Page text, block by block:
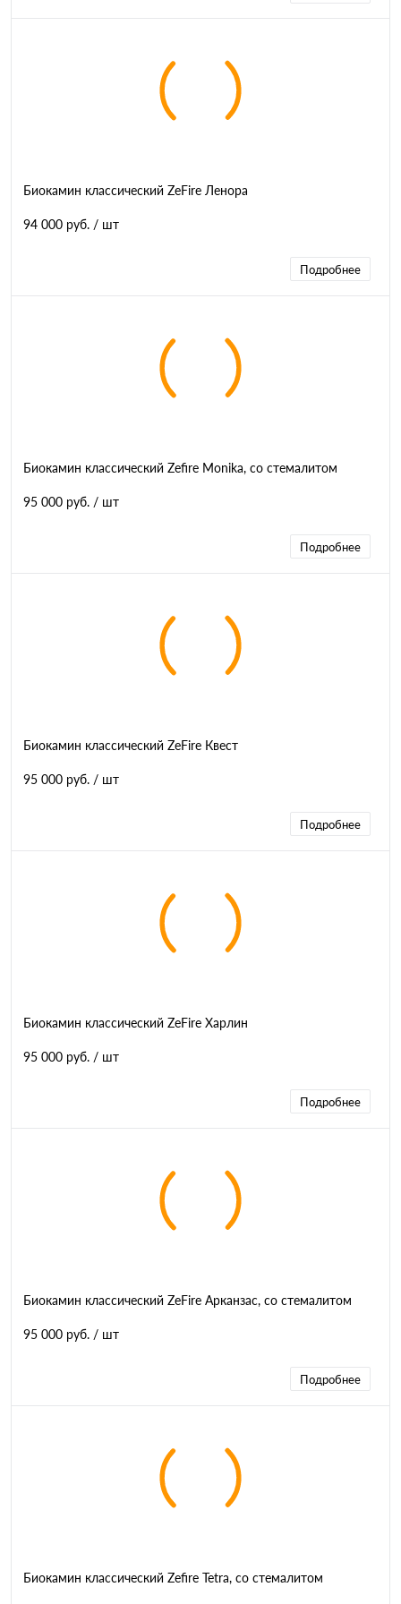
Биокамин классический ZeFire Ленора
94 000 руб. / шт
Подробнее
Биокамин классический Zefire Monika, со стемалитом
95 000 руб. / шт
Подробнее
Биокамин классический ZeFire Квест
95 000 руб. / шт
Подробнее
Биокамин классический ZeFire Харлин
95 000 руб. / шт
Подробнее
Биокамин классический ZeFire Арканзас, со стемалитом
95 000 руб. / шт
Подробнее
Биокамин классический Zefire Tetra, со стемалитом